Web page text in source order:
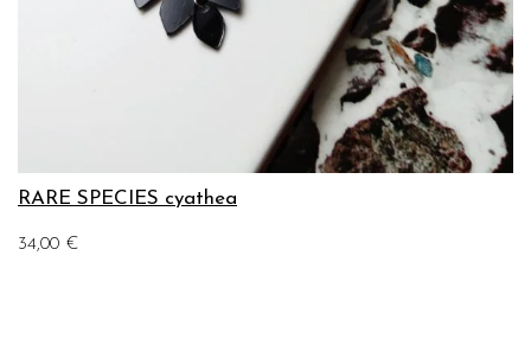
RARE SPECIES cyathea
34,00 €